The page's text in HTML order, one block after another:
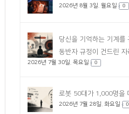
2026년 8월 3일. 월요일 0
당신을 기억하는 기계
동반자 규정이 건드린 자
2026년 7월 30일. 목요일 0
로봇 50대가 1,000명을
2026년 7월 28일. 화요일 0